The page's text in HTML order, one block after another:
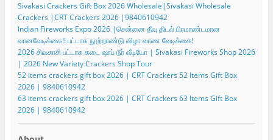
Sivakasi Crackers Gift Box 2026 Wholesale|Sivakasi Wholesale
Crackers |CRT Crackers 2026 |9840610942
Indian Fireworks Expo 2026 |சென்னை தீவு திடல் பிரமாண்டமான
வானவேடிக்கை!! பட்டாசு நூற்றாண்டு விழா வாண வேடிக்கை!
2026 சிவகாசி பட்டாசு கடை ஷாப் டூர் வீடியோ | Sivakasi Fireworks Shop 2026
| 2026 New Variety Crackers Shop Tour
52 items crackers gift box 2026 | CRT Crackers 52 Items Gift Box
2026 | 9840610942
63 items crackers gift box 2026 | CRT Crackers 63 Items Gift Box
2026 | 9840610942